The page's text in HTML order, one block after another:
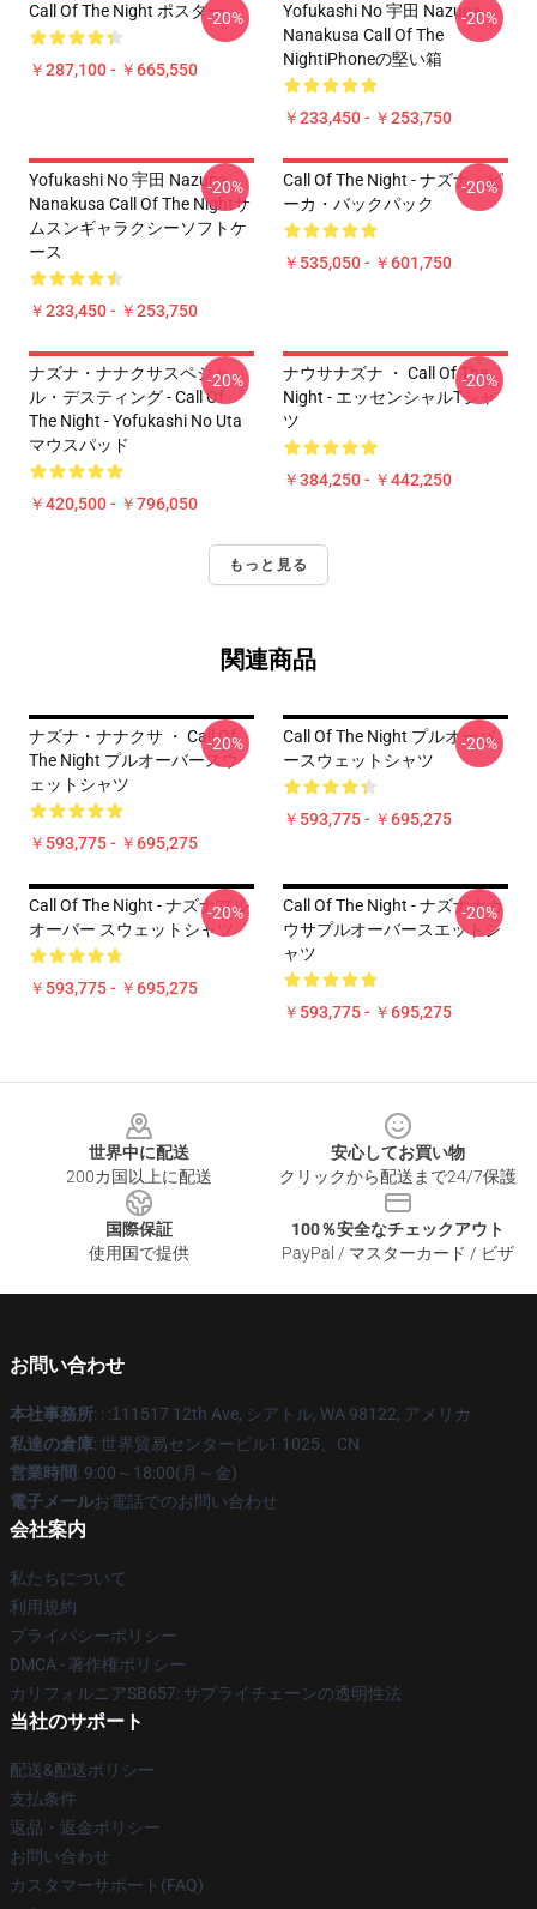
Call Of The Night ポスター
￥287,100 - ￥665,550
-20%
Yofukashi No 宇田 Nazuna
Nanakusa Call Of The
NightiPhoneの堅い箱
￥233,450 - ￥253,750
-20%
Yofukashi No 宇田 Nazuna
Nanakusa Call Of The Nightサ
ムスンギャラクシーソフトケ
ース
￥233,450 - ￥253,750
-20%
Call Of The Night - ナズナ・ピ
ーカ・バックパック
￥535,050 - ￥601,750
-20%
ナズナ・ナナクサスペシャ
ル・デスティング - Call Of
The Night - Yofukashi No Uta
マウスパッド
￥420,500 - ￥796,050
-20%
ナウサナズナ ・ Call Of The
Night - エッセンシャルTシャ
ツ
￥384,250 - ￥442,250
-20%
もっと見る
関連商品
ナズナ・ナナクサ ・ Call Of
The Night プルオーバースウ
ェットシャツ
￥593,775 - ￥695,275
-20%
Call Of The Night プルオーバ
ースウェットシャツ
￥593,775 - ￥695,275
-20%
Call Of The Night - ナズナプル
オーバー スウェットシャツ
￥593,775 - ￥695,275
-20%
Call Of The Night - ナズナナカ
ウサプルオーバースエットシ
ャツ
￥593,775 - ￥695,275
-20%
世界中に配送
200カ国以上に配送
安心してお買い物
クリックから配送まで24/7保護
国際保証
使用国で提供
100％安全なチェックアウト
PayPal / マスターカード / ビザ
お問い合わせ
本社事務所: : :1 11517 12th Ave, シアトル, WA 98122, アメリカ
私達の倉庫: 世界貿易センタービル1 1025、CN
営業時間: 9:00～18:00(月～金)
電子メールお電話でのお問い合わせ
会社案内
私たちについて
利用規約
プライバシーポリシー
DMCA - 著作権ポリシー
カリフォルニアSB657: サプライチェーンの透明性法
当社のサポート
配送&配送ポリシー
支払条件
返品・返金ポリシー
お問い合わせ
カスタマーサポート(FAQ)